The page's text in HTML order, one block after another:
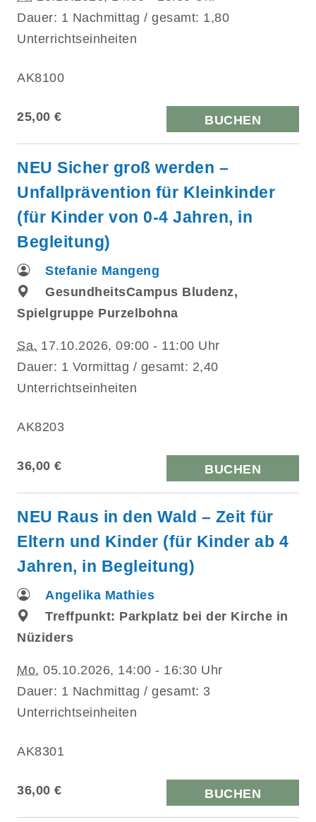
Dauer: 1 Nachmittag / gesamt: 1,80
Unterrichtseinheiten
AK8100
25,00 € BUCHEN
NEU Sicher groß werden –
Unfallprävention für Kleinkinder
(für Kinder von 0-4 Jahren, in
Begleitung)
Stefanie Mangeng
GesundheitsCampus Bludenz,
Spielgruppe Purzelbohna
Sa. 17.10.2026, 09:00 - 11:00 Uhr
Dauer: 1 Vormittag / gesamt: 2,40
Unterrichtseinheiten
AK8203
36,00 € BUCHEN
NEU Raus in den Wald – Zeit für
Eltern und Kinder (für Kinder ab 4
Jahren, in Begleitung)
Angelika Mathies
Treffpunkt: Parkplatz bei der Kirche in
Nüziders
Mo. 05.10.2026, 14:00 - 16:30 Uhr
Dauer: 1 Nachmittag / gesamt: 3
Unterrichtseinheiten
AK8301
36,00 € BUCHEN